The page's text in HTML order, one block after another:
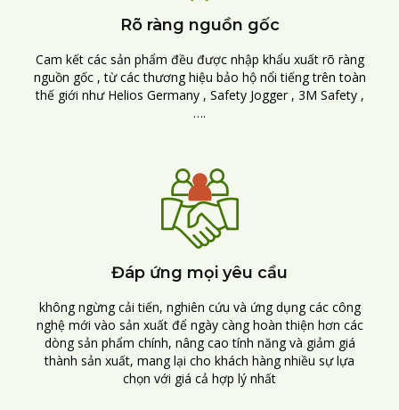
Rõ ràng nguồn gốc
Cam kết các sản phẩm đều được nhập khẩu xuất rõ ràng
nguồn gốc , từ các thương hiệu bảo hộ nổi tiếng trên toàn
thế giới như Helios Germany , Safety Jogger , 3M Safety ,
….
Đáp ứng mọi yêu cầu
không ngừng cải tiến, nghiên cứu và ứng dụng các công
nghệ mới vào sản xuất để ngày càng hoàn thiện hơn các
dòng sản phẩm chính, nâng cao tính năng và giảm giá
thành sản xuất, mang lại cho khách hàng nhiều sự lựa
chọn với giá cả hợp lý nhất